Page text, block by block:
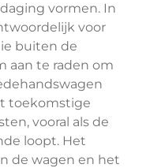
vormen. In
voor
buiten de
aan te raden om
toekomstige
vooral als de
loopt. Het
de wagen en het